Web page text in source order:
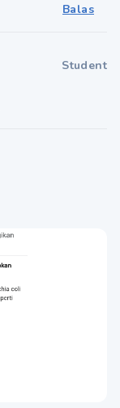
Balas
Student